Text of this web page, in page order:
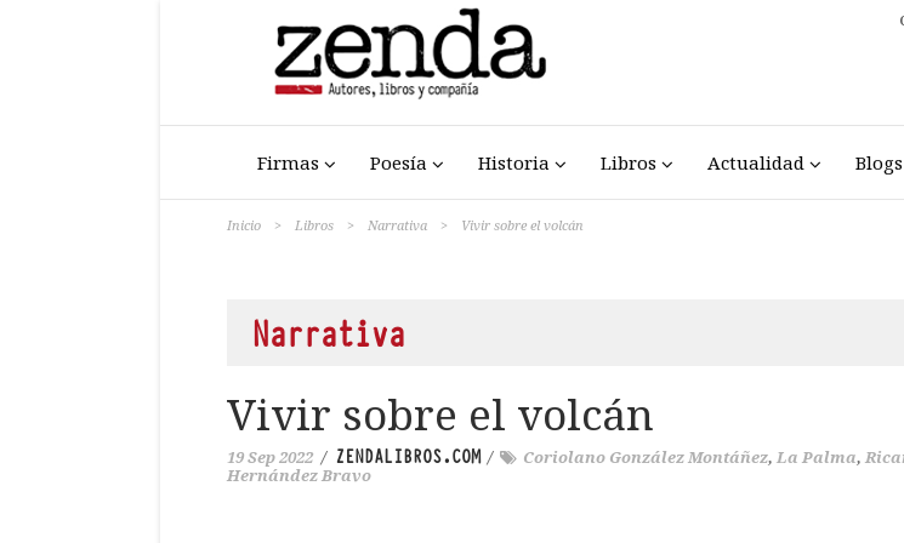
Firmas Poesía Historia Libros Actualidad Blogs
Inicio > Libros > Narrativa > Vivir sobre el volcán
Narrativa
Vivir sobre el volcán
19 Sep 2022 / ZENDALIBROS.COM/ Coriolano González Montáñez, La Palma,
Hernández Bravo